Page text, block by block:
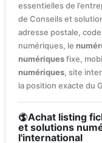
essentielles de
de Conseils et
adresse postale,
numériques, le
numériquesfixe,
numériques, site
la position exacte du
Achat listing
et solutions
l'international